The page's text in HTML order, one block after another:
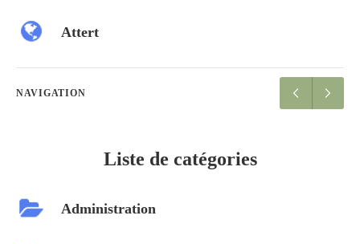
Attert
NAVIGATION
Liste de catégories
Administration